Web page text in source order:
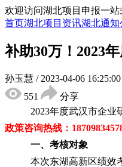
欢迎访问湖北项目申报一站
首页湖北项目资讯湖北通知
补助30万！2023
孙玉慧 / 2023-04-06 16:25:00
551
分享
2023年度武汉市企业
政策咨询热线：
一、考核对象
本次东湖高新区绩效